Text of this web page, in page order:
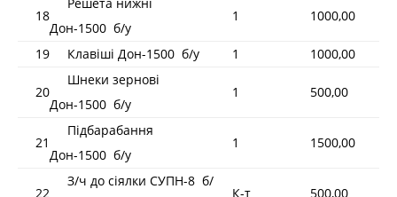
18
Дон-1500 б/у
1 1000,00
19 Клавіші Дон-1500 б/у 1 1000,00
20
Шнеки зернові
Дон-1500 б/у
1 500,00
21
Підбарабання
Дон-1500 б/у
1 1500,00
22
З/ч до сіялки СУПН-8 б/
К-т 500,00